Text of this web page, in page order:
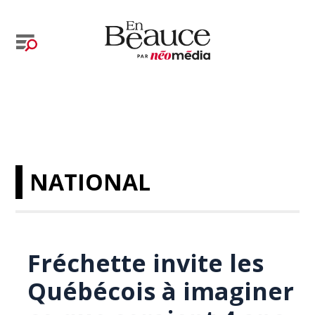
NATIONAL
Fréchette invite les
Québécois à imaginer